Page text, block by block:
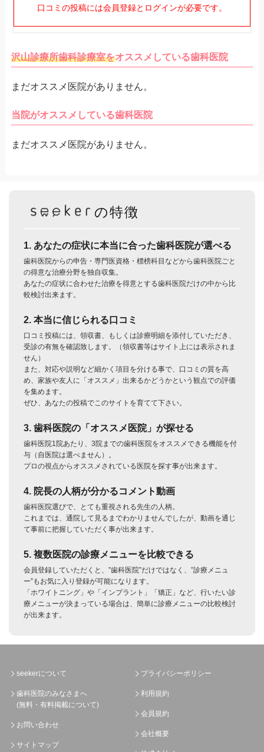
口コミの投稿には会員登録とログインが必要です。
沢山診療所歯科診療室をオススメしている歯科医院
まだオススメ医院がありません。
当院がオススメしている歯科医院
まだオススメ医院がありません。
の特徴
1. あなたの症状に本当に合った歯科医院が選べる
歯科医院からの申告・専門医資格・標榜科目などから歯科医院ごと
の得意な治療分野を独自収集。
あなたの症状に合わせた治療を得意とする歯科医院だけの中から比
較検討出来ます。
2. 本当に信じられる口コミ
口コミ投稿には、領収書、もしくは診療明細を添付していただき、
受診の有無を確認致します。（領収書等はサイト上には表示されま
せん）
また、対応や説明など細かく項目を分ける事で、口コミの質を高
め、家族や友人に「オススメ」出来るかどうかという観点での評価
を集めます。
ぜひ、あなたの投稿でこのサイトを育てて下さい。
3. 歯科医院の「オススメ医院」が探せる
歯科医院1院あたり、3院までの歯科医院をオススメできる機能を付
与（自医院は選べません）。
プロの視点からオススメされている医院を探す事が出来ます。
4. 院長の人柄が分かるコメント動画
歯科医院選びで、とても重視される先生の人柄。
これまでは、通院して見るまでわかりませんでしたが、動画を通じ
て事前に把握していただく事が出来ます。
5. 複数医院の診療メニューを比較できる
会員登録していただくと、”歯科医院”だけではなく、”診療メニュ
ー”もお気に入り登録が可能になります。
「ホワイトニング」や「インプラント」「矯正」など、行いたい診
療メニューが決まっている場合は、簡単に診療メニューの比較検討
が出来ます。
seekerについて
歯科医院のみなさまへ
(無料・有料掲載について)
お問い合わせ
サイトマップ
プライバシーポリシー
利用規約
会員規約
会社概要